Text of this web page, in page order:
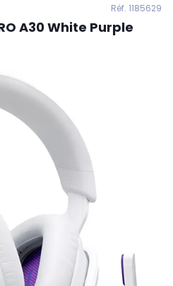
Réf. 1185629
A30 White Purple